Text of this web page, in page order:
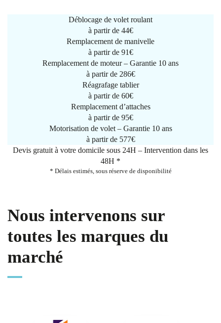
Déblocage de volet roulant
à partir de 44€
Remplacement de manivelle
à partir de 91€
Remplacement de moteur – Garantie 10 ans
à partir de 286€
Réagrafage tablier
à partir de 60€
Remplacement d’attaches
à partir de 95€
Motorisation de volet – Garantie 10 ans
à partir de 577€
Devis gratuit à votre domicile sous 24H – Intervention dans les
48H *
* Délais estimés, sous réserve de disponibilité
Nous intervenons sur
toutes les marques du
marché